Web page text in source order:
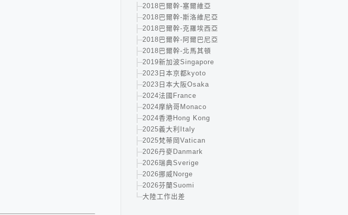
2018巴爾幹-塞爾維亞
2018巴爾幹-斯洛維尼亞
2018巴爾幹-克羅埃西亞
2018巴爾幹-阿爾巴尼亞
2018巴爾幹-北馬其頓
2019新加波Singapore
2023日本京都kyoto
2023日本大阪Osaka
2024法國France
2024摩納哥Monaco
2024香港Hong Kong
2025義大利Italy
2025梵蒂岡Vatican
2026丹麥Danmark
2026瑞典Sverige
2026挪威Norge
2026芬蘭Suomi
大陸工作出差